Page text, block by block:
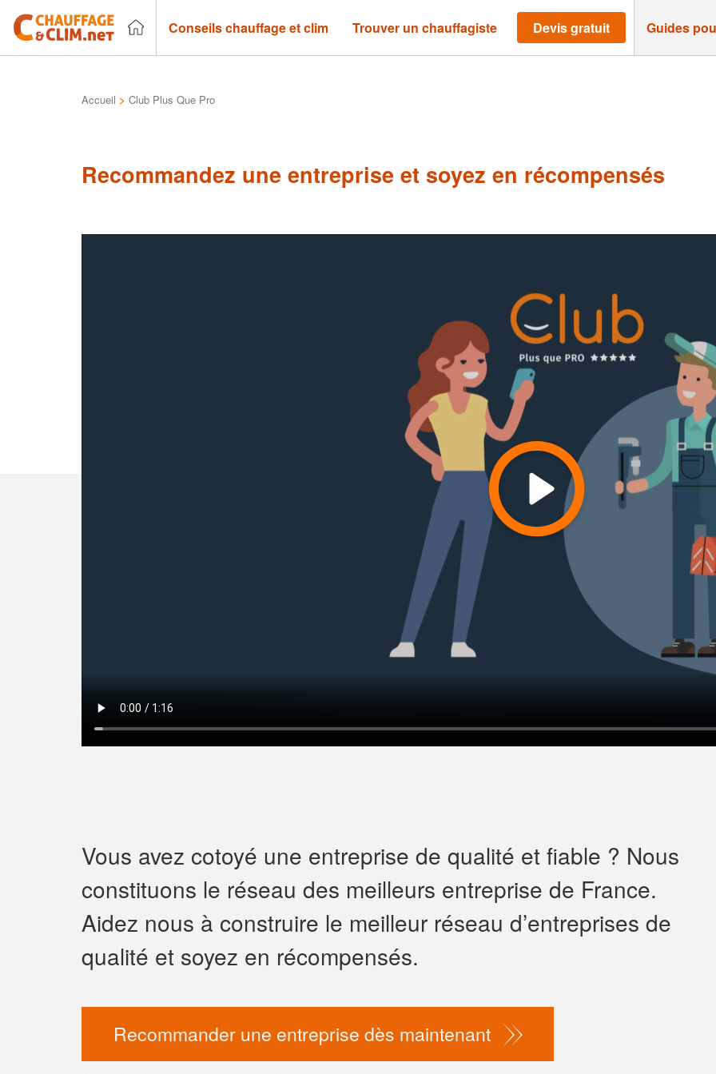
Conseils chauffage et clim Trouver un chauffagiste Devis gratuit Guides
Accueil > Club Plus Que Pro
Recommandez une entreprise et soyez en récompensés
Vous avez cotoyé une entreprise de qualité et fiable ? Nous
constituons le réseau des meilleurs entreprise de France.
Aidez nous à construire le meilleur réseau d’entreprises de
qualité et soyez en récompensés.
Recommander une entreprise dès maintenant